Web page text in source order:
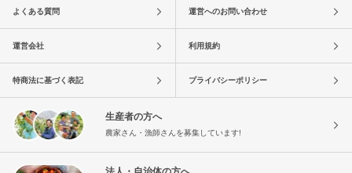
よくある質問 運営へのお問い合わせ
運営会社 利用規約
特商法に基づく表記 プライバシーポリシー
生産者の方へ
農家さん・漁師さんを募集しています!